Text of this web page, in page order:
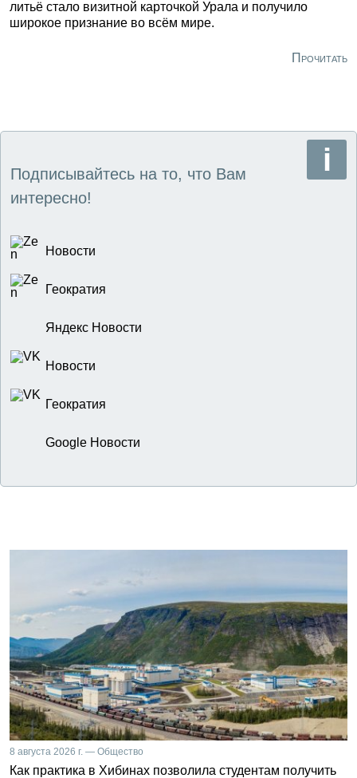
литьё стало визитной карточкой Урала и получило
широкое признание во всём мире.
Прочитать
Подписывайтесь на то, что Вам
интересно!
Новости
Геократия
Яндекс Новости
Новости
Геократия
Google Новости
8 августа 2026 г. — Общество
Как практика в Хибинах позволила студентам получить